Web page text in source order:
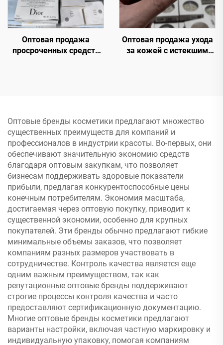
Оптовая продажа
просроченных средств
партию Chanel, MAC,
Maybelline, Kerastase, Le
Labo, La Roche Posay,
Lancome, Dior и др.
Оптовая продажа ухода
за кожей с истекшим
Оптовые бренды косметики предлагают множество
существенных преимуществ для компаний и
профессионалов в индустрии красоты. Во-первых, они
обеспечивают значительную экономию средств
благодаря оптовым закупкам, что позволяет
бизнесам поддерживать здоровые показатели
прибыли, предлагая конкурентоспособные цены
конечным потребителям. Экономия масштаба,
достигаемая через оптовую покупку, приводит к
существенной экономии, особенно для крупных
покупателей. Эти бренды обычно предлагают гибкие
минимальные объемы заказов, что позволяет
компаниям разных размеров участвовать в
сотрудничестве. Контроль качества является еще
одним важным преимуществом, так как
репутационные оптовые бренды поддерживают
строгие процессы контроля качества и часто
предоставляют сертификационную документацию.
Многие оптовые бренды косметики предлагают
варианты настройки, включая частную маркировку и
индивидуальную упаковку, помогая компаниям